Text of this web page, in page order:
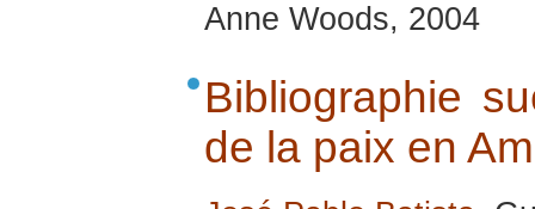
Anne Woods, 2004
Bibliographie
de la paix en